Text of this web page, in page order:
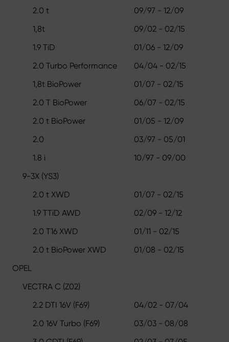
2.0 t
09/97 - 12/09
1,8t
09/02 - 02/15
1.9 TiD
01/06 - 12/09
2.0 Turbo Performance
04/04 - 02/15
1,8t BioPower
01/07 - 02/15
2.0 T BioPower
06/07 - 02/15
2.0 t BioPower
01/05 - 12/09
2.0
03/97 - 05/01
1.8 i
10/97 - 09/00
9-3X (YS3)
2.0 t XWD
01/07 - 02/15
1.9 TTiD AWD
02/09 - 12/12
2.0 T16 XWD
01/11 - 02/15
2.0 t BioPower XWD
01/08 - 02/15
OPEL
VECTRA C (Z02)
2.2 DTI 16V (F69)
04/02 - 07/04
2.0 16V Turbo (F69)
03/03 - 08/08